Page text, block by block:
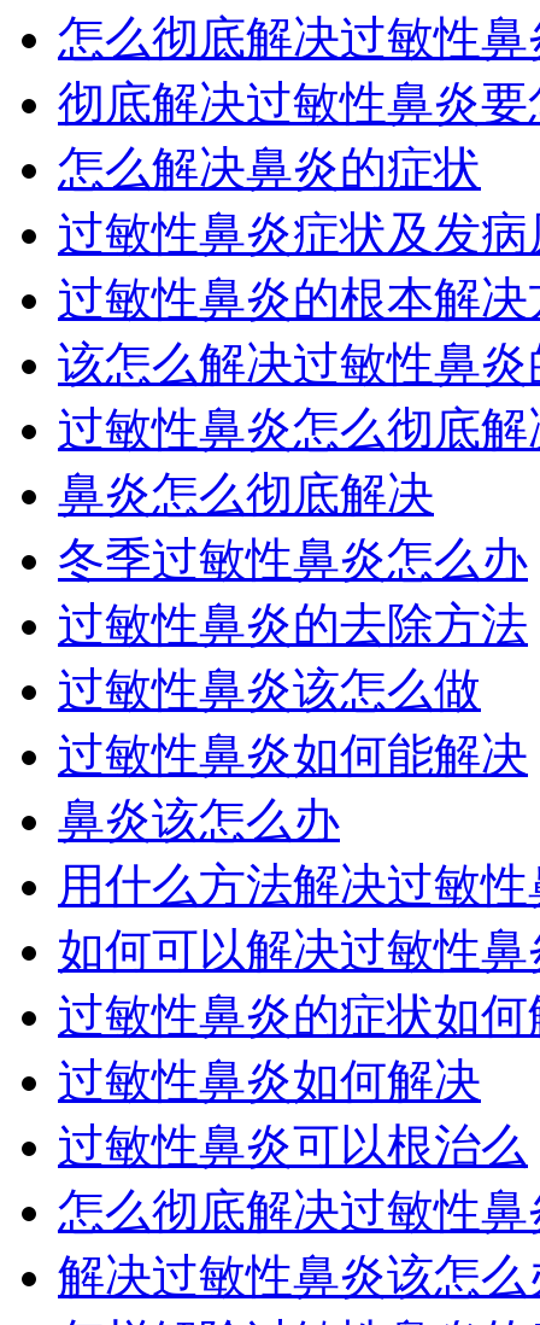
怎么彻底解决过敏性鼻
彻底解决过敏性鼻炎
怎么解决鼻炎的症状
过敏性鼻炎症状及发病
过敏性鼻炎的根本解决
该怎么解决过敏性鼻
过敏性鼻炎怎么彻底解
鼻炎怎么彻底解决
冬季过敏性鼻炎怎么办
过敏性鼻炎的去除方法
过敏性鼻炎该怎么做
过敏性鼻炎如何能解决
鼻炎该怎么办
用什么方法解决过敏
如何可以解决过敏性鼻
过敏性鼻炎的症状如何
过敏性鼻炎如何解决
过敏性鼻炎可以根治么
怎么彻底解决过敏性鼻
解决过敏性鼻炎该怎么